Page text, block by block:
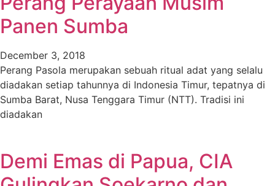
Panen Sumba
December 3, 2018
Perang Pasola merupakan sebuah ritual adat yang selalu
diadakan setiap tahunnya di Indonesia Timur, tepatnya di
Sumba Barat, Nusa Tenggara Timur (NTT). Tradisi ini
diadakan
Demi Emas di Papua, CIA